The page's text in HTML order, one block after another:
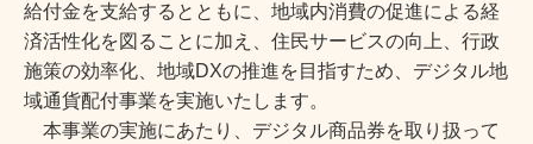
給付金を支給するとともに、地域内消費の促進による経
済活性化を図ることに加え、住民サービスの向上、行政
施策の効率化、地域DXの推進を目指すため、デジタル地
域通貨配付事業を実施いたします。
本事業の実施にあたり、デジタル商品券を取り扱って